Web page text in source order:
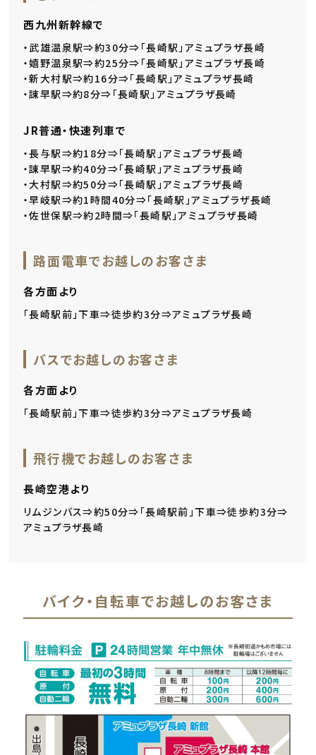
西九州新幹線で
・武雄温泉駅⇒約30分⇒「長崎駅」アミュプラザ長崎
・嬉野温泉駅⇒約25分⇒「長崎駅」アミュプラザ長崎
・新大村駅⇒約16分⇒「長崎駅」アミュプラザ長崎
・諌早駅⇒約8分⇒「長崎駅」アミュプラザ長崎
JR普通・快速列車で
・長与駅⇒約18分⇒「長崎駅」アミュプラザ長崎
・諌早駅⇒約40分⇒「長崎駅」アミュプラザ長崎
・大村駅⇒約50分⇒「長崎駅」アミュプラザ長崎
・早岐駅⇒約1時間40分⇒「長崎駅」アミュプラザ長崎
・佐世保駅⇒約2時間⇒「長崎駅」アミュプラザ長崎
路面電車でお越しのお客さま
各方面より
「長崎駅前」下車⇒徒歩約3分⇒アミュプラザ長崎
バスでお越しのお客さま
各方面より
「長崎駅前」下車⇒徒歩約3分⇒アミュプラザ長崎
飛行機でお越しのお客さま
長崎空港より
リムジンバス⇒約50分⇒「長崎駅前」下車⇒徒歩約3分⇒
アミュプラザ長崎
バイク・自転車でお越しのお客さま